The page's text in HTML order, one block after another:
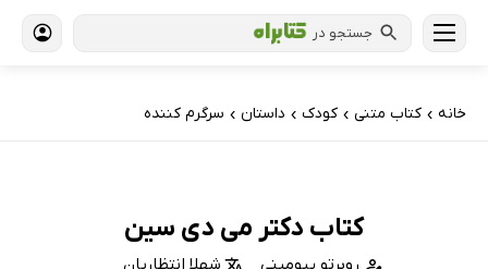
جستجو در
خانه › کتاب‌ متنی › کودک › داستان › سرگرم کننده
کتاب دکتر می دی سین
روبرتو پیومینی شهلا انتظاریان